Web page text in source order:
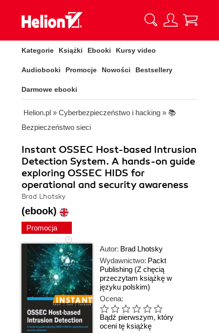
Kategorie Książki Ebooki Kursy video
Audiobooki Promocje Nowości Bestsellery
Darmowe ebooki
Helion.pl » Cyberbezpieczeństwo i hacking » 📚
Bezpieczeństwo sieci
Instant OSSEC Host-based Intrusion
Detection System. A hands-on guide
exploring OSSEC HIDS for
operational and security awareness
Brad Lhotsky
(ebook)
Promocja
Autor: Brad Lhotsky
Wydawnictwo: Packt
Publishing (Z chęcią
przeczytam książkę w
języku polskim)
Ocena:
Bądź pierwszym, który
oceni tę książkę